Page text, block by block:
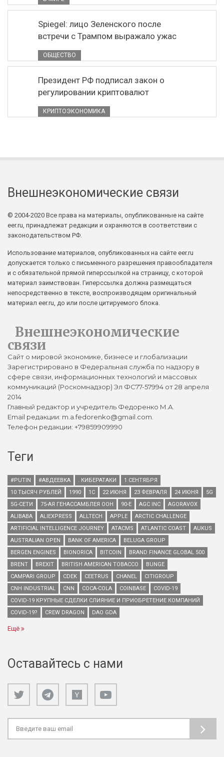
Spiegel: лицо Зеленского после
встречи с Трампом выражало ужас
ОБЩЕСТВО
Президент РФ подписал закон о
регулировании криптовалют
КРИПТОЭКОНОМИКА
Внешнеэкономические связи
© 2004-2020 Все права на материалы, опубликованные на сайте
eer.ru, принадлежат редакции и охраняются в соответствии с
законодательством РФ.
Использование материалов, опубликованных на сайте eer.ru
допускается только с письменного разрешения правообладателя
и с обязательной прямой гиперссылкой на страницу, с которой
материал заимствован. Гиперссылка должна размещаться
непосредственно в тексте, воспроизводящем оригинальный
материал eer.ru, до или после цитируемого блока.
Внешнеэкономические
связи
Сайт о мировой экономике, бизнесе и глобализации
Зарегистрировано в Федеральная служба по надзору в
сфере связи, информационных технологий и массовых
коммуникаций (Роскомнадзор) Эл ФС77-57994 от 28 апреля
2014
Главный редактор и учредитель Федоренко М.А.
Email редакции: m.a.fedorenko@gmail.com.
Телефон редакции: +79859909990
Теги
#PUTIN #АВДЕЕВКА . КИБЕРАТАКИ
1 СЕНТЯБРЯ
10 ТЫСЯЧ РУБЛЕЙ
1990 1С 22 ИЮНЯ 23 ФЕВРАЛЯ 24 ИЮНЯ
5G
5G-СЕТИ
75-АЯ ГЕНАССАМБЛЕЯ ООН 90-Е AGC INC
AGORAVOX
ALIBABA
ALIEXPRESS ALLTECH APPLE
ARCTIC CHALLENGE
ARTIFICIAL INTELLIGENCE JOURNEY
ATACMS ATLANTIC COAST
AUKUS
AUSTRALIAN OPEN
BANK OF AMERICA
BELUGA GROUP
BERGEN ENGINES
BIONORICA BITCOIN
BRAND FINANCE GLOBAL 500
BRENT
BREXIT BRITISH AMERICAN TOBACCO
BUNGE
CAMPARI GROUP
CDEK CEETRUS CHANEL
CITIGROUP
CNH INDUSTRIAL
CNN COCA-COLA COINBASE
COVID-19
COVID-19 КРУПНЫЕ СДЕЛКИ СЛИЯНИЕ И ПРИОБРЕТЕНИЕ КОМПАНИЙ
COVID-19?
CREW DRAGON DAO GDA
Ещё
Оставайтесь с нами